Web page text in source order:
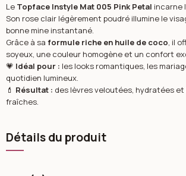
Le Topface Instyle Mat 005 Pink Petal incarne
Son rose clair légèrement poudré illumine le
bonne mine instantané.
Grâce à sa formule riche en huile de coco , il
soyeux, une couleur homogène et un confort
💗 Idéal pour : les looks romantiques, les
quotidien lumineux.
💄 Résultat : des lèvres veloutées, hydratées
fraîches.
Détails du produit